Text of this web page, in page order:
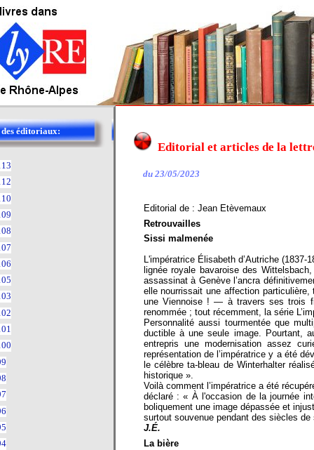
éditoriaux:
Editorial et articles de la
du 23/05/2023
Editorial de : Jean Etèvemaux
Retrouvailles
Sissi malmenée
L'impératrice Élisabeth d’Autriche
lignée royale bavaroise des
assassinat à Genève l’ancra
elle nourrissait une affection
une Viennoise ! — à travers ses trois
renommée ; tout récemment, la série
Personnalité aussi tourmentée que
ductible à une seule image. Pourtant,
entrepris une modernisation assez
représentation de l’impératrice y a été
le célèbre ta-bleau de Winterhalter
historique ».
Voilà comment l’impératrice a été
déclaré : « À l'occasion de la journée
boliquement une image dépassée et
surtout souvenue pendant des siècles de
J.É.
La bière